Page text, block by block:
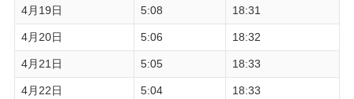
4月19日 5:08 18:31
4月20日 5:06 18:32
4月21日 5:05 18:33
4月22日 5:04 18:33